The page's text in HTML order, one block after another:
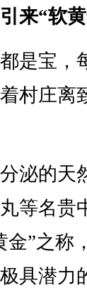
“软黄
宝，
村庄离
的天
等名贵
金”之称
具潜力